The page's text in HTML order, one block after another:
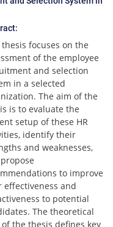
focuses on the
of the employee
and selection
in a selected
The aim of the
is to evaluate the
setup of these HR
identify their
and weaknesses,
to improve
effectiveness and
to potential
The theoretical
the thesis defines key